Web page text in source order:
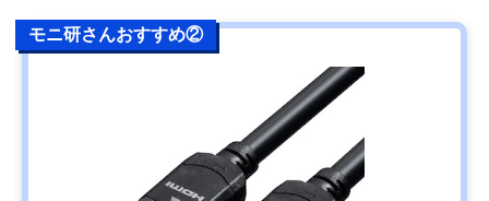
モニ研さんおすすめ②